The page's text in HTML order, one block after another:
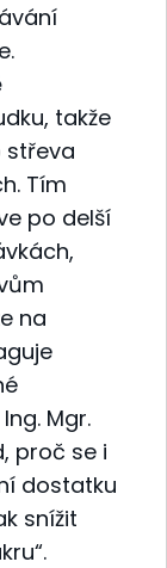
takže
střeva
Tím
po delší
na
Mgr.
proč se i
dostatku
snížit